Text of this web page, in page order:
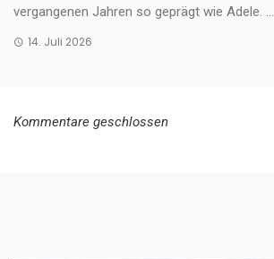
vergangenen Jahren so geprägt wie Adele. ...
14. Juli 2026
Kommentare geschlossen